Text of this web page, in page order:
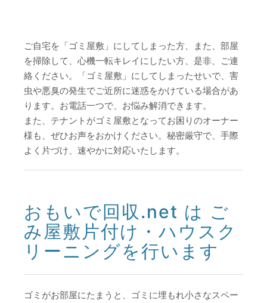
ご自宅を「ゴミ屋敷」にしてしまった方、また、部屋
を掃除して、心機一転キレイにしたい方、是非、ご連
絡ください。「ゴミ屋敷」にしてしまったせいで、害
虫や悪臭の発生でご近所に迷惑をかけている場合があ
ります。お電話一つで、お悩み解消できます。
また、テナントがゴミ屋敷となってお困りのオーナー
様も、ぜひお声をおかけください。秘密厳守で、手際
よく片づけ、速やかに対応いたします。
おもいで回収.net は ご
み屋敷片付け・ハウスク
リーニングを行います
ゴミがお部屋にたまうと、ゴミに埋もれ小さなスペー